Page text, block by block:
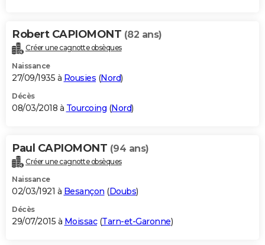
Robert CAPIOMONT (82 ans)
Créer une cagnotte obsèques
Naissance
27/09/1935 à Rousies (Nord)
Décès
08/03/2018 à Tourcoing (Nord)
Paul CAPIOMONT (94 ans)
Créer une cagnotte obsèques
Naissance
02/03/1921 à Besançon (Doubs)
Décès
29/07/2015 à Moissac(Tarn-et-Garonne)